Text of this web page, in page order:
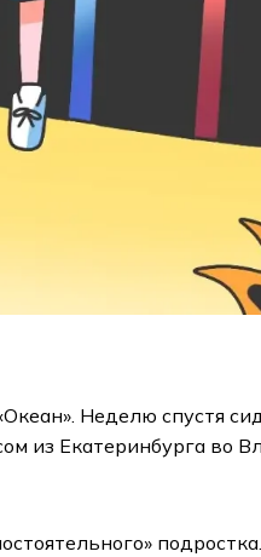
Неделю спустя
из Екатеринбурга во